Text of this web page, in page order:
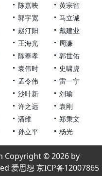
陈嘉映
黄宗智
郭宇宽
马立诚
赵汀阳
戴建业
王海光
周濂
陈奉孝
郭世佑
袁伟时
史啸虎
孟令伟
雷一宁
沙叶新
刘瑜
许之远
袁刚
潘维
郑秉文
孙立平 杨光
Copyright © 2026 by
爱思想 京ICP备12007865